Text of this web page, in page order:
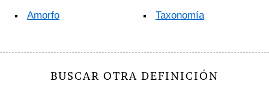
Amorfo Taxonomía
BUSCAR OTRA DEFINICIÓN